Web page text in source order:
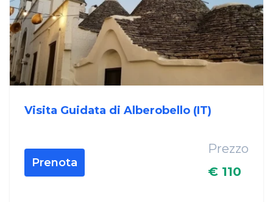
Visita Guidata di Alberobello (IT)
Prenota
Prezzo
€ 110